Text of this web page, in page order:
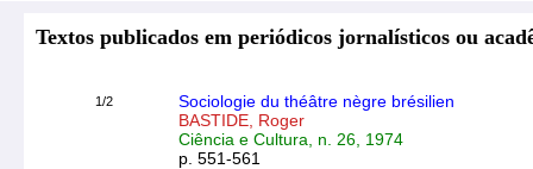
Textos publicados em periódicos jornalísticos ou
1/2
Sociologie du théâtre nègre brésilien
BASTIDE, Roger
Ciência e Cultura, n. 26, 1974
p. 551-561